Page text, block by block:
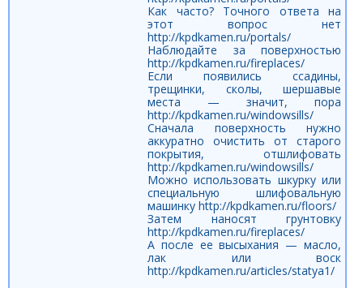
Как часто? Точного ответа на
этот вопрос нет
http://kpdkamen.ru/portals/
Наблюдайте за поверхностью
http://kpdkamen.ru/fireplaces/
Если появились ссадины,
трещинки, сколы, шершавые
места — значит, пора
http://kpdkamen.ru/windowsills/
Сначала поверхность нужно
аккуратно очистить от старого
покрытия, отшлифовать
http://kpdkamen.ru/windowsills/
Можно использовать шкурку или
специальную шлифовальную
машинку http://kpdkamen.ru/floors/
Затем наносят грунтовку
http://kpdkamen.ru/fireplaces/
А после ее высыхания — масло,
лак или воск
http://kpdkamen.ru/articles/statya1/